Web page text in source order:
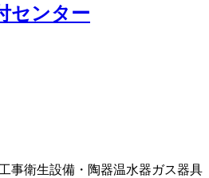
センター
事衛生設備・陶器温水器ガス器具